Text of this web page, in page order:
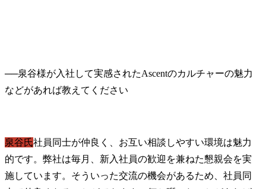
──泉谷様が入社して実感されたAscentのカルチャーの魅力
泉谷氏社員同士が仲良く、お互い相談しやすい環境は魅力
的です。弊社は毎月、新入社員の歓迎を兼ねた懇親会を実
施しています。そういった交流の機会があるため、社員同